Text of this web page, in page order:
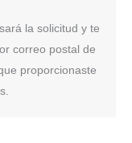
la solicitud y te
correo postal de
proporcionaste